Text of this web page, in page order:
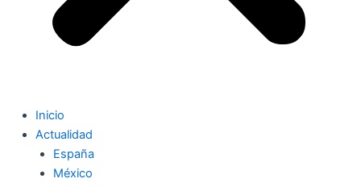
Inicio
Actualidad
España
México